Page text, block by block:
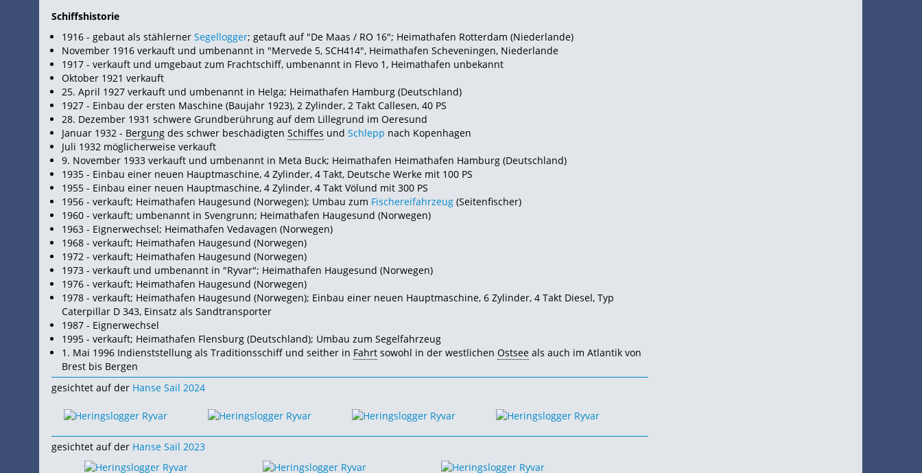
Schiffshistorie
1916 - gebaut als stählerner Segellogger; getauft auf "De Maas / RO 16"; Heimathafen Rotterdam (Niederlande)
November 1916 verkauft und umbenannt in "Mervede 5, SCH414", Heimathafen Scheveningen, Niederlande
1917 - verkauft und umgebaut zum Frachtschiff, umbenannt in Flevo 1, Heimathafen unbekannt
Oktober 1921 verkauft
25. April 1927 verkauft und umbenannt in Helga; Heimathafen Hamburg (Deutschland)
1927 - Einbau der ersten Maschine (Baujahr 1923), 2 Zylinder, 2 Takt Callesen, 40 PS
28. Dezember 1931 schwere Grundberührung auf dem Lillegrund im Oeresund
Januar 1932 - Bergung des schwer beschädigten Schiffes und Schlepp nach Kopenhagen
Juli 1932 möglicherweise verkauft
9. November 1933 verkauft und umbenannt in Meta Buck; Heimathafen Heimathafen Hamburg (Deutschland)
1935 - Einbau einer neuen Hauptmaschine, 4 Zylinder, 4 Takt, Deutsche Werke mit 100 PS
1955 - Einbau einer neuen Hauptmaschine, 4 Zylinder, 4 Takt Völund mit 300 PS
1956 - verkauft; Heimathafen Haugesund (Norwegen); Umbau zum Fischereifahrzeug (Seitenfischer)
1960 - verkauft; umbenannt in Svengrunn; Heimathafen Haugesund (Norwegen)
1963 - Eignerwechsel; Heimathafen Vedavagen (Norwegen)
1968 - verkauft; Heimathafen Haugesund (Norwegen)
1972 - verkauft; Heimathafen Haugesund (Norwegen)
1973 - verkauft und umbenannt in "Ryvar"; Heimathafen Haugesund (Norwegen)
1976 - verkauft; Heimathafen Haugesund (Norwegen)
1978 - verkauft; Heimathafen Haugesund (Norwegen); Einbau einer neuen Hauptmaschine, 6 Zylinder, 4 Takt Diesel, Typ
Caterpillar D 343, Einsatz als Sandtransporter
1987 - Eignerwechsel
1995 - verkauft; Heimathafen Flensburg (Deutschland); Umbau zum Segelfahrzeug
1. Mai 1996 Indienststellung als Traditionsschiff und seither in Fahrt sowohl in der westlichen Ostsee als auch im Atlantik von
Brest bis Bergen
gesichtet auf der Hanse Sail 2024
gesichtet auf der Hanse Sail 2023